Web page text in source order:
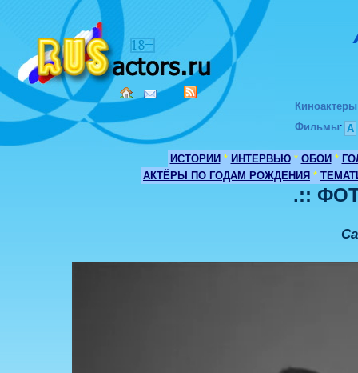
Киноактеры
Фильмы: А
ИСТОРИИ * ИНТЕРВЬЮ * ОБОИ *
АКТЁРЫ ПО ГОДАМ РОЖДЕНИЯ *
.::